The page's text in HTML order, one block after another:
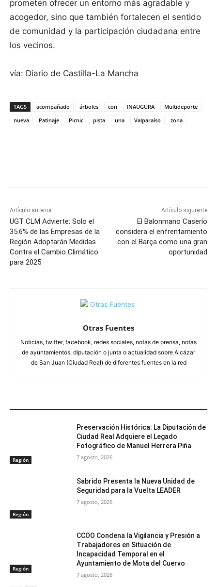
prometen ofrecer un entorno más agradable y
acogedor, sino que también fortalecen el sentido
de comunidad y la participación ciudadana entre
los vecinos.
vía: Diario de Castilla-La Mancha
TAGS acompañado árboles con INAUGURA
Multideporte
nueva
Patinaje Picnic pista una Valparaíso zona
Artículo anterior
UGT CLM Advierte: Solo el
35.6% de las Empresas de la
Región Adoptarán Medidas
Contra el Cambio Climático
para 2025
Artículo siguiente
El Balonmano Caserío
considera el enfrentamiento
con el Barça como una gran
oportunidad
Otras Fuentes
Noticias, twitter, facebook, redes sociales, notas de prensa, notas
de ayuntamientos, diputación o junta o actualidad sobre Alcázar
de San Juan (Ciudad Real) de diferentes fuentes en la red
Región
Preservación Histórica: La Diputación de
Ciudad Real Adquiere el Legado
Fotográfico de Manuel Herrera Piña
7 agosto, 2026
Región
Sabrido Presenta la Nueva Unidad de
Seguridad para la Vuelta LEADER
7 agosto, 2026
Región
CCOO Condena la Vigilancia y Presión a
Trabajadores en Situación de
Incapacidad Temporal en el
Ayuntamiento de Mota del Cuervo
7 agosto, 2026